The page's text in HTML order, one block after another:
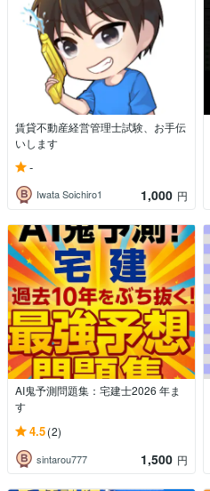
賃貸不動産経営管理士試験、お手伝
いします
-
Iwata Soichiro1 1,000 円
AI鬼予測問題集：宅建士2026 年ま
す
4.5(2)
sintarou777 1,500 円